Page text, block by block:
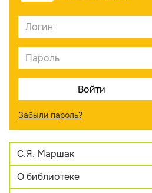
Забыли пароль?
С.Я. Маршак
О библиотеке